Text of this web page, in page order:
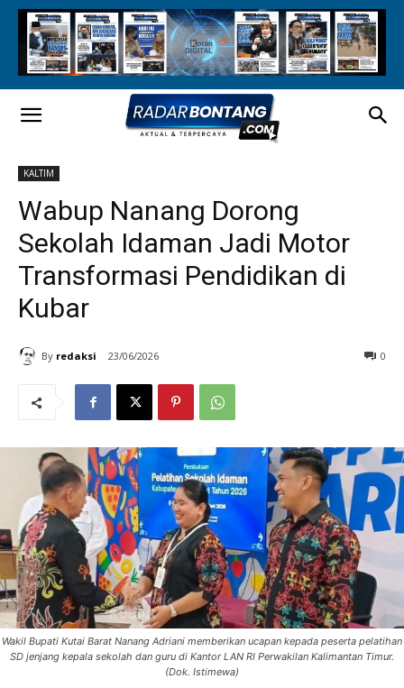
KALTIM
Wabup Nanang Dorong
Sekolah Idaman Jadi Motor
Transformasi Pendidikan di
Kubar
By redaksi 23/06/2026 0
Wakil Bupati Kutai Barat Nanang Adriani memberikan ucapan kepada peserta pelatihan
SD jenjang kepala sekolah dan guru di Kantor LAN RI Perwakilan Kalimantan Timur.
(Dok. Istimewa)